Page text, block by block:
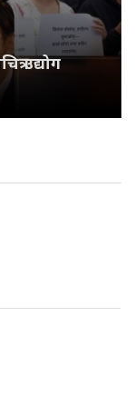
उद्योग